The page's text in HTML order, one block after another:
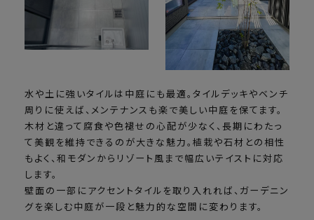
水や土に強いタイルは中庭にも最適。タイルデッキやベンチ
周りに使えば、メンテナンスも楽で美しい中庭を保てます。
木材と違って腐食や色褪せの心配が少なく、長期にわたっ
て美観を維持できるのが大きな魅力。植栽や石材との相性
もよく、和モダンからリゾート風まで幅広いテイストに対応
します。
壁面の一部にアクセントタイルを取り入れれば、ガーデニン
グを楽しむ中庭が一段と魅力的な空間に変わります。